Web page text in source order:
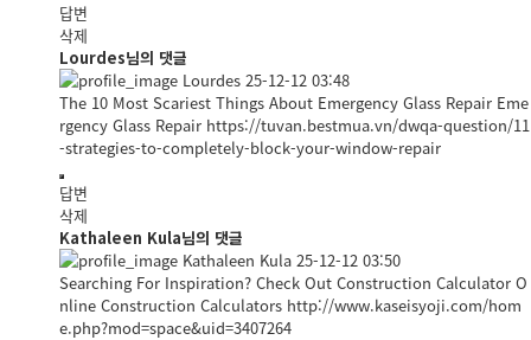
답변
삭제
Lourdes님의 댓글
Lourdes 25-12-12 03:48
The 10 Most Scariest Things About Emergency Glass Repair Eme
rgency Glass Repair https://tuvan.bestmua.vn/dwqa-question/11
-strategies-to-completely-block-your-window-repair
답변
삭제
Kathaleen Kula님의 댓글
Kathaleen Kula 25-12-12 03:50
Searching For Inspiration? Check Out Construction Calculator O
nline Construction Calculators http://www.kaseisyoji.com/hom
e.php?mod=space&uid=3407264